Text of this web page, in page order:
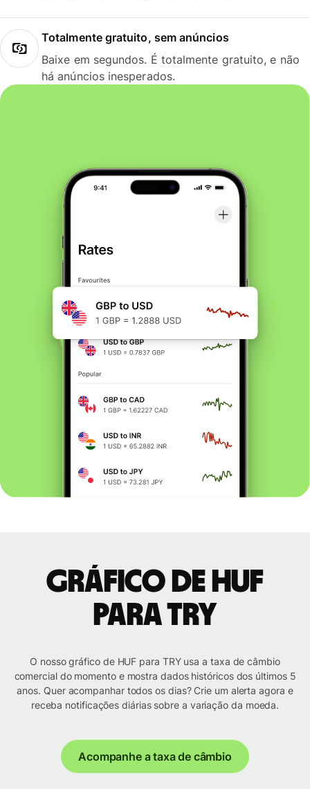
Totalmente gratuito, sem anúncios
Baixe em segundos. É totalmente gratuito, e não
há anúncios inesperados.
Gráfico de HUF
para TRY
O nosso gráfico de HUF para TRY usa a taxa de câmbio
comercial do momento e mostra dados históricos dos últimos 5
anos. Quer acompanhar todos os dias? Crie um alerta agora e
receba notificações diárias sobre a variação da moeda.
Acompanhe a taxa de câmbio